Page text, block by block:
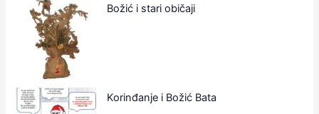
Božić i stari običaji
Korinđanje i Božić Bata